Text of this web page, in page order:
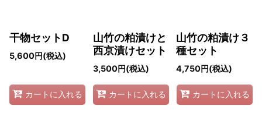
干物セットD
5,600円(税込)
カートに入れる
山竹の粕漬けと
西京漬けセット
3,500円(税込)
カートに入れる
山竹の粕漬け３
種セット
4,750円(税込)
カートに入れる